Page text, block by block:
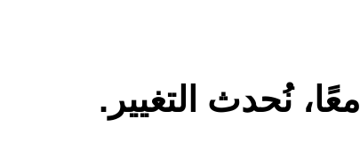
معًا، نُحدث التغيير.